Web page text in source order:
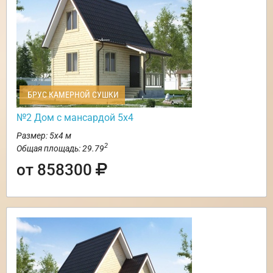
БРУС КАМЕРНОЙ СУШКИ
№2 Дом с мансардой 5х4
Размер: 5х4 м
Общая площадь: 29.792
от 858300